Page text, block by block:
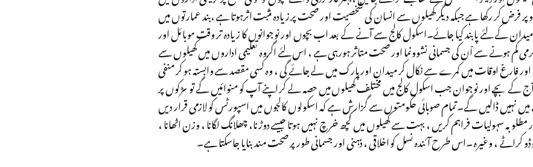
فرض کر رکھا ہے جبکہ دیگر کھیلوں سے انسان کی شخصیت اور صحت پر زیادہ مثبت اثرہوتا ہے ،بند عمارتوں میں
کے لئے پابند کیا جائے۔اسکول کالج سے آنے کے بعد اب بچوں اور نوجوانوں کا زیادہ تر وقت موبائل اور
کم ہونے سے اْن کی جسمانی نشوونما اور صحت متاثر ہورہی ہے ، اس لئے اگروہ تعلیمی اداروں میں کھیلوں سے
فارغ اوقات میں کمرے سے نکال کر میدان اور پارک میں لے جائے گی ، وہ کسی مقصد سے وابستہ ہو کر منفی
بچے اور نوجوان جب اسکول کالج میں مختلف کھیلوں میں حصہ لے کر اپنے آپ کو منوائیں گے تو سڑکوں پر
ڈالیں گے۔تمام صوبائی حکومتوں سے گزارش ہے کہ اسکولوں کالجوں میں اسپورٹس کو لازمی قرار دیں
مطلوبہ سہولیات فراہم کریں ، بہت سے کھیلوں میں کچھ خرچ نہیں ہوتا جیسے دوڑنا، چھلانگ لگانا ، وزن اٹھانا ،
کراٹے ، وغیرہ ۔اس طرح آئندہ نسل کو اخلاقی ، ذہنی اور جسمانی طورپر صحت مندبنایا جاسکتا ہے۔